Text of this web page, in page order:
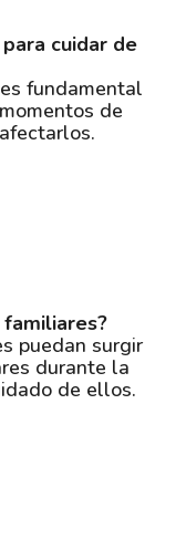
cuidar de
fundamental
de
puedan surgir
durante la
de ellos.